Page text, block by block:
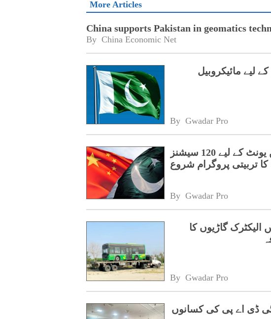
More Articles
China supports Pakistan in geomatics
By China Economic Net
لیے مائیکروبیل
By Gwadar Pro
پنجاب کے اسپیشل پروٹیکشن یونٹ کے لیے 120 سیشنز
تربیتی پروگرام شروع
By Gwadar Pro
الیکٹرک گاڑیوں کا
By Gwadar Pro
ٹی ڈی اے پی کی کسانوں